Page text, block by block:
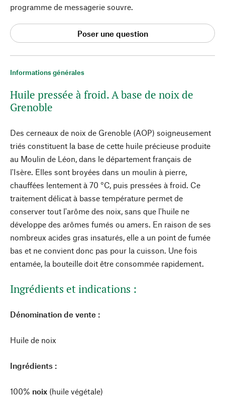
Informations générales
Huile pressée à froid. A base de noix de
Grenoble
Des cerneaux de noix de Grenoble (AOP) soigneusement
triés constituent la base de cette huile précieuse produite
au Moulin de Léon, dans le département français de
l'Isère. Elles sont broyées dans un moulin à pierre,
chauffées lentement à 70 °C, puis pressées à froid. Ce
traitement délicat à basse température permet de
conserver tout l'arôme des noix, sans que l'huile ne
développe des arômes fumés ou amers. En raison de ses
nombreux acides gras insaturés, elle a un point de fumée
bas et ne convient donc pas pour la cuisson. Une fois
entamée, la bouteille doit être consommée rapidement.
Ingrédients et indications :
Dénomination de vente :
Huile de noix
Ingrédients :
100% noix (huile végétale)
programme de messagerie souvre.
Poser une question